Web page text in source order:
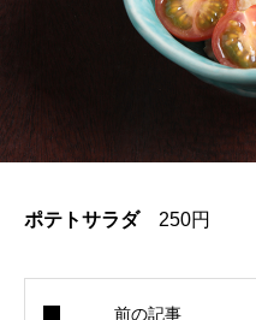
テイクアウト
ポテトサラダ 250円